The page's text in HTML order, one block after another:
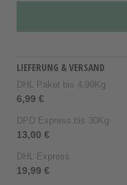
LIEFERUNG & VERSAND
DHL Paket bis 4,99Kg
6,99 €
DPD Express bis 30Kg
13,00 €
DHL Express
19,99 €